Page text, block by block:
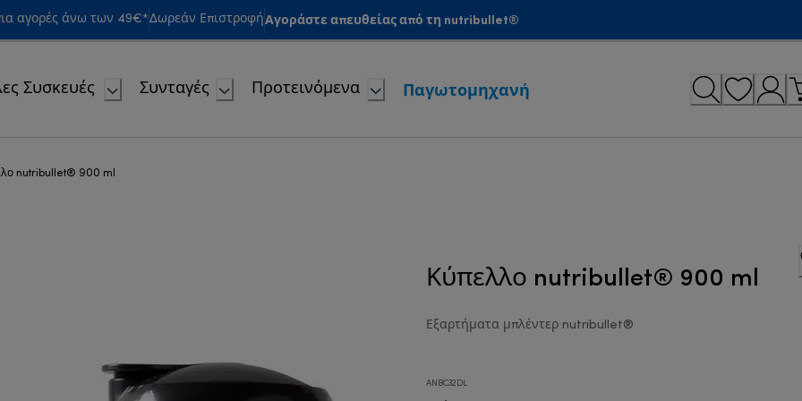
αγορές άνω των 49€*Δωρεάν ΕπιστροφήΑγοράστε απευθείας από τη nutribullet®
Συσκευές Συνταγές Προτεινόμενα Παγωτομηχανή
nutribullet® 900 ml
Κύπελλο nutribullet® 900 ml
Εξαρτήματα μπλέντερ nutribullet®
ANBC32DL